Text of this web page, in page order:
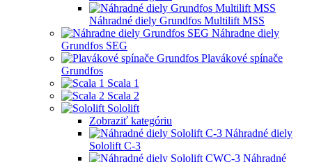
Náhradné diely Grundfos Multilift MSS
Náhradne diely
Grundfos SEG
Plavákové spínače
Grundfos
Scala 1
Scala 2
Sololift
Zobraziť kategóriu
Náhradné diely
Sololift C-3
Náhradné